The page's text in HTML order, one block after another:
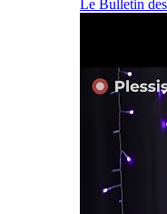
Le Bulletin